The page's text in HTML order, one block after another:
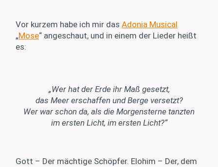
Vor kurzem habe ich mir das Adonia Musical
„Mose“ angeschaut, und in einem der Lieder heißt
es:
„Wer hat der Erde ihr Maß gesetzt,
das Meer erschaffen und Berge versetzt?
Wer war schon da, als die Morgensterne tanzten
im ersten Licht, im ersten Licht?“
Gott – Der mächtige Schöpfer. Elohim – Der, dem